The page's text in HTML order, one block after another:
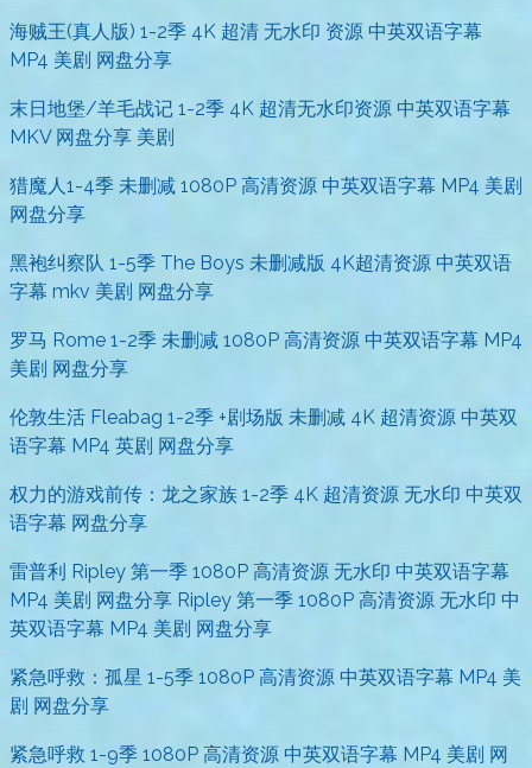
海贼王(真人版) 1-2季 4K 超清 无水印 资源 中英双语字幕
MP4 美剧 网盘分享
末日地堡/羊毛战记 1-2季 4K 超清无水印资源 中英双语字幕
MKV 网盘分享 美剧
猎魔人1-4季 未删减 1080P 高清资源 中英双语字幕 MP4 美剧
网盘分享
黑袍纠察队 1-5季 The Boys 未删减版 4K超清资源 中英双语
字幕 mkv 美剧 网盘分享
罗马 Rome 1-2季 未删减 1080P 高清资源 中英双语字幕 MP4
美剧 网盘分享
伦敦生活 Fleabag 1-2季 +剧场版 未删减 4K 超清资源 中英双
语字幕 MP4 英剧 网盘分享
权力的游戏前传：龙之家族 1-2季 4K 超清资源 无水印 中英双
语字幕 网盘分享
雷普利 Ripley 第一季 1080P 高清资源 无水印 中英双语字幕
MP4 美剧 网盘分享 Ripley 第一季 1080P 高清资源 无水印 中
英双语字幕 MP4 美剧 网盘分享
紧急呼救：孤星 1-5季 1080P 高清资源 中英双语字幕 MP4 美
剧 网盘分享
紧急呼救 1-9季 1080P 高清资源 中英双语字幕 MP4 美剧 网